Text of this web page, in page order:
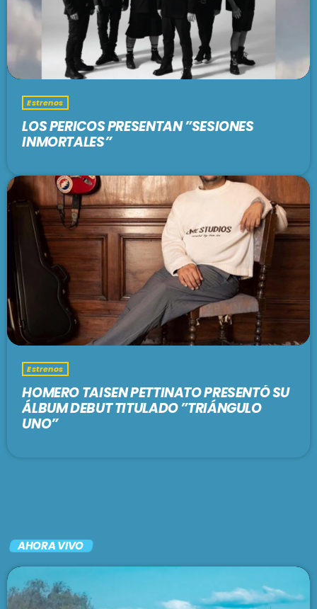
Estrenos
LOS PERICOS PRESENTAN ”SESIONES
INMORTALES”
Estrenos
HOMERO TAISEN PETTINATO PRESENTÓ SU
ÁLBUM DEBUT TITULADO ”TRIÁNGULO
UNO”
AHORA VIVO